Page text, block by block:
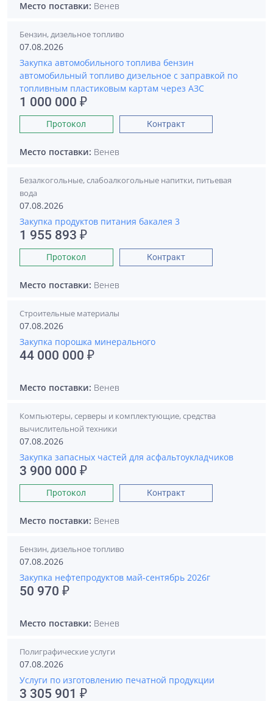
Место поставки: Венев
Бензин, дизельное топливо
07.08.2026
Закупка автомобильного топлива бензин
автомобильный топливо дизельное с заправкой по
топливным пластиковым картам через АЗС
1 000 000 ₽
Протокол Контракт
Место поставки: Венев
Безалкогольные, слабоалкогольные напитки, питьевая
вода
07.08.2026
Закупка продуктов питания бакалея 3
1 955 893 ₽
Протокол Контракт
Место поставки: Венев
Строительные материалы
07.08.2026
Закупка порошка минерального
44 000 000 ₽
Место поставки: Венев
Компьютеры, серверы и комплектующие, средства
вычислительной техники
07.08.2026
Закупка запасных частей для асфальтоукладчиков
3 900 000 ₽
Протокол Контракт
Место поставки: Венев
Бензин, дизельное топливо
07.08.2026
Закупка нефтепродуктов май-сентябрь 2026г
50 970 ₽
Место поставки: Венев
Полиграфические услуги
07.08.2026
Услуги по изготовлению печатной продукции
3 305 901 ₽